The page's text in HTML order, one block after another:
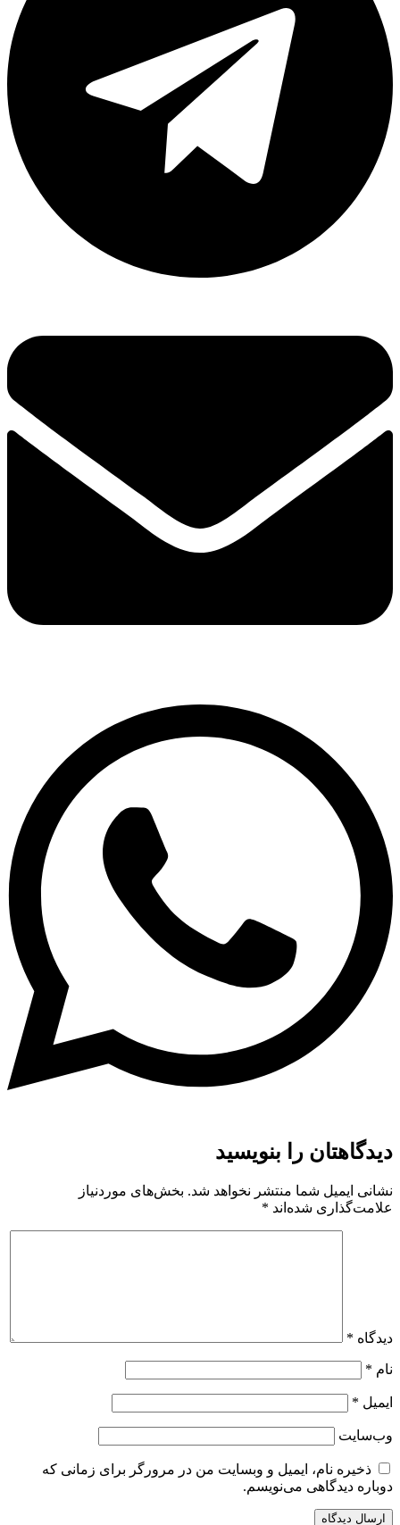
دیدگاهتان را بنویسید
نشانی ایمیل شما منتشر نخواهد شد. بخش‌های موردنیاز
علامت‌گذاری شده‌اند *
دیدگاه *
نام *
ایمیل *
وب‌سایت
ذخیره نام، ایمیل و وبسایت من در مرورگر برای زمانی که
دوباره دیدگاهی می‌نویسم.